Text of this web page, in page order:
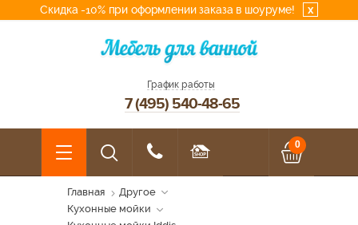
Скидка -10% при оформлении заказа в шоуруме! x
График работы
7 (495) 540-48-65
0
Главная
Другое
Кухонные мойки